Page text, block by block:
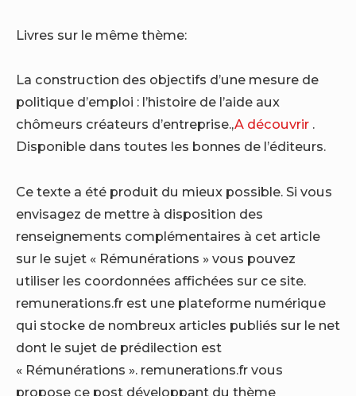
Livres sur le même thème:
La construction des objectifs d’une mesure de
politique d’emploi : l’histoire de l’aide aux
chômeurs créateurs d’entreprise.,A découvrir .
Disponible dans toutes les bonnes de l’éditeurs.
Ce texte a été produit du mieux possible. Si vous
envisagez de mettre à disposition des
renseignements complémentaires à cet article
sur le sujet « Rémunérations » vous pouvez
utiliser les coordonnées affichées sur ce site.
remunerations.fr est une plateforme numérique
qui stocke de nombreux articles publiés sur le net
dont le sujet de prédilection est
« Rémunérations ». remunerations.fr vous
propose ce post développant du thème